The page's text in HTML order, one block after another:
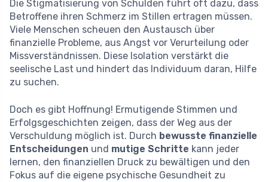
Die Stigmatisierung von Schulden führt oft dazu, dass
Betroffene ihren Schmerz im Stillen ertragen müssen.
Viele Menschen scheuen den Austausch über
finanzielle Probleme, aus Angst vor Verurteilung oder
Missverständnissen. Diese Isolation verstärkt die
seelische Last und hindert das Individuum daran, Hilfe
zu suchen.
Doch es gibt Hoffnung! Ermutigende Stimmen und
Erfolgsgeschichten zeigen, dass der Weg aus der
Verschuldung möglich ist. Durch bewusste finanzielle
Entscheidungen und mutige Schritte kann jeder
lernen, den finanziellen Druck zu bewältigen und den
Fokus auf die eigene psychische Gesundheit zu